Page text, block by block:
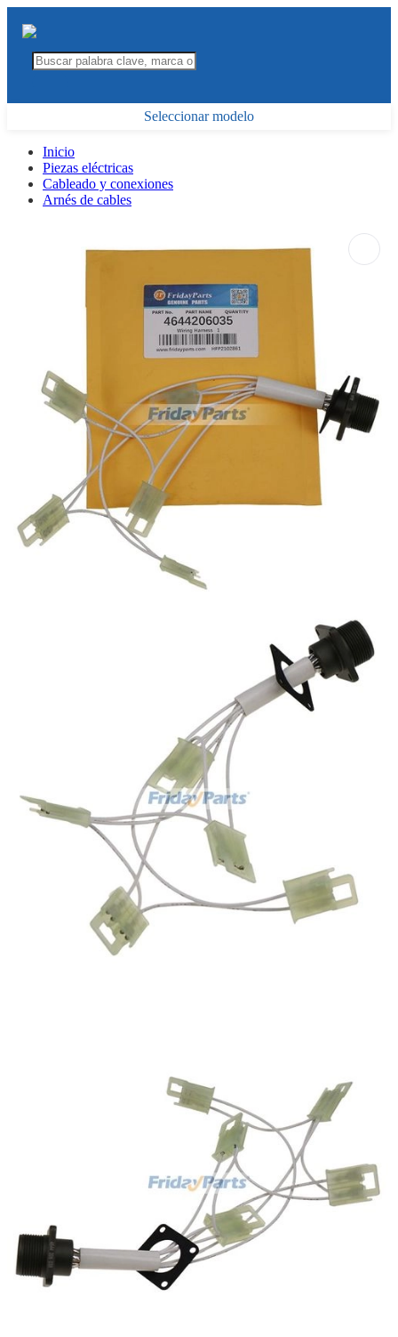
Seleccionar modelo
Inicio
Piezas eléctricas
Cableado y conexiones
Arnés de cables